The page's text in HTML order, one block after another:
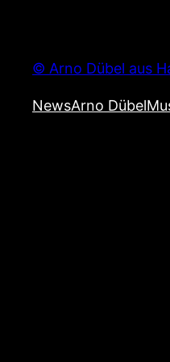
springen
© Arno Dübel aus
NewsArno Dübel